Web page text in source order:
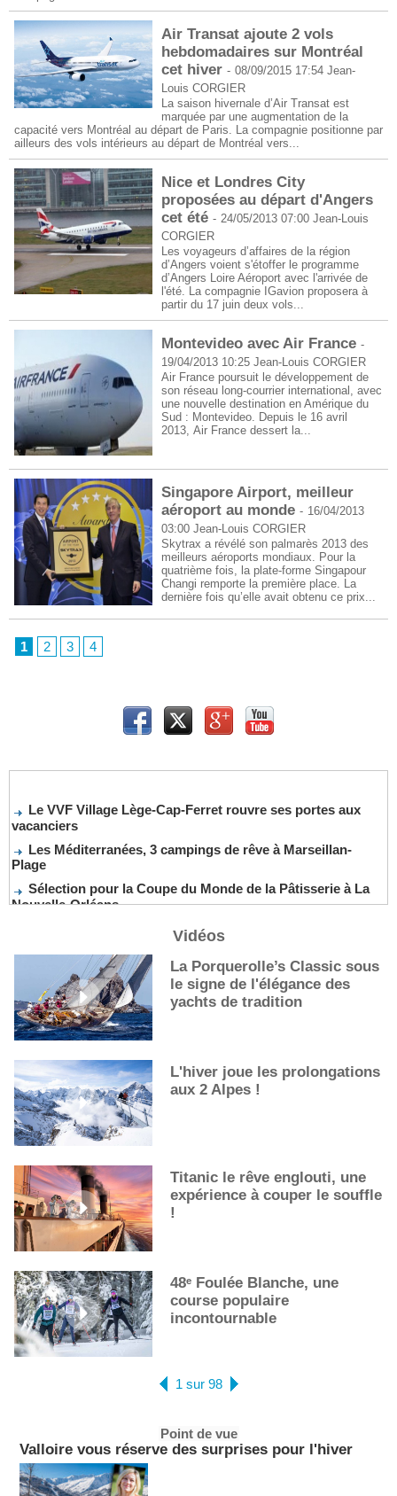
Air Transat ajoute 2 vols
hebdomadaires sur Montréal
cet hiver - 08/09/2015 17:54Jean-
Louis CORGIER
La saison hivernale d’Air Transat est
marquée par une augmentation de la
capacité vers Montréal au départ de Paris. La compagnie positionne par
ailleurs des vols intérieurs au départ de Montréal vers...
Nice et Londres City
proposées au départ d'Angers
cet été - 24/05/2013 07:00Jean-Louis
CORGIER
Les voyageurs d’affaires de la région
d’Angers voient s'étoffer le programme
d’Angers Loire Aéroport avec l'arrivée de
l'été. La compagnie IGavion proposera à
partir du 17 juin deux vols...
Montevideo avec Air France -
19/04/2013 10:25Jean-Louis CORGIER
Air France poursuit le développement de
son réseau long-courrier international, avec
une nouvelle destination en Amérique du
Sud : Montevideo. Depuis le 16 avril
2013, Air France dessert la...
Singapore Airport, meilleur
aéroport au monde - 16/04/2013
03:00Jean-Louis CORGIER
Skytrax a révélé son palmarès 2013 des
meilleurs aéroports mondiaux. Pour la
quatrième fois, la plate-forme Singapour
Changi remporte la première place. La
dernière fois qu’elle avait obtenu ce prix...
1 2 3 4
vacanciers
Les Méditerranées, 3 campings de rêve à Marseillan-
Plage
Sélection pour la Coupe du Monde de la Pâtisserie à La
Nouvelle-Orléans
Les cocktails, stars de l’été
La première sélection des grappes du Guide Michelin
Vidéos
La Porquerolle’s Classic sous
le signe de l'élégance des
yachts de tradition
L'hiver joue les prolongations
aux 2 Alpes !
Titanic le rêve englouti, une
expérience à couper le souffle
!
48ᵉ Foulée Blanche, une
course populaire
incontournable
1 sur 98
Point de vue
Valloire vous réserve des surprises pour l'hiver